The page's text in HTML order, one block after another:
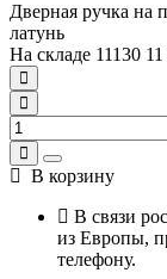
Дверная ручка на
латунь
На складе 11130
В корзину
В связи
из Европы,
телефону.